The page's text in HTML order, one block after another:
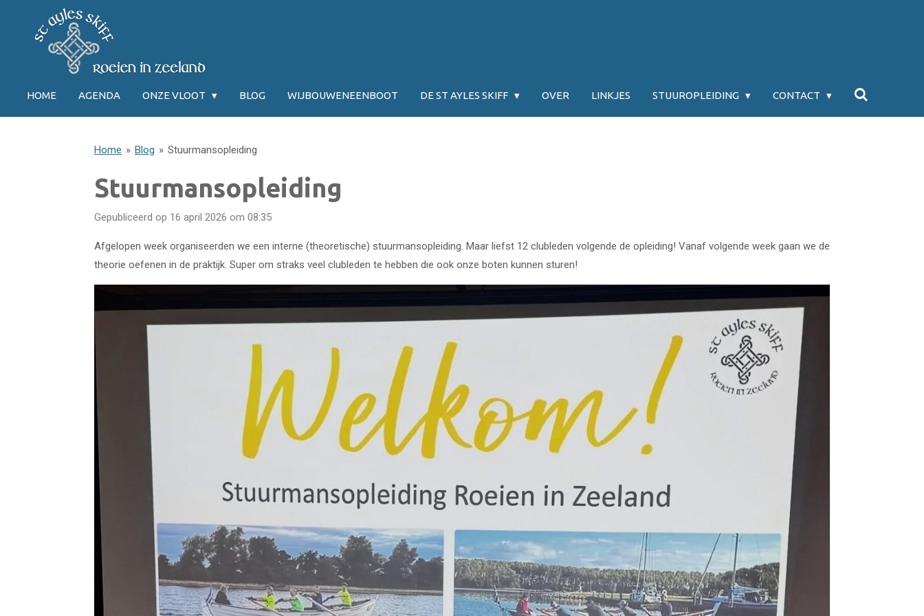
hoofdinhoud
HOME AGENDA ONZE VLOOT BLOG WIJBOUWENEENBOOT DE ST AYLES SKIFF OVER LINKJES STUUROPLEIDING CONTACT
Home » Blog » Stuurmansopleiding
Stuurmansopleiding
Gepubliceerd op 16 april 2026 om 08:35
Afgelopen week organiseerden we een interne (theoretische) stuurmansopleiding. Maar liefst 12 clubleden volgende de opleiding! Vanaf volgende week gaan we de
theorie oefenen in de praktijk. Super om straks veel clubleden te hebben die ook onze boten kunnen sturen!